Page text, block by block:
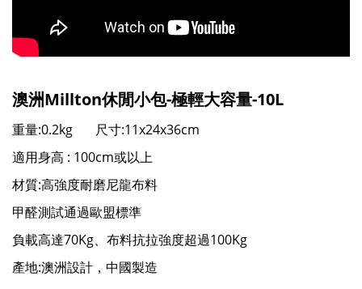
澳洲Millton休閒小包-極輕大容量-10L
重量:0.2kg 尺寸:11x24x36cm
適用身高 : 100cm或以上
材質:⾼強度耐磨尼龍布料
甲醛測試通過歐盟標準
負載高達70Kg、布料抗拉強度超過100Kg
產地:澳洲設計，中國製造